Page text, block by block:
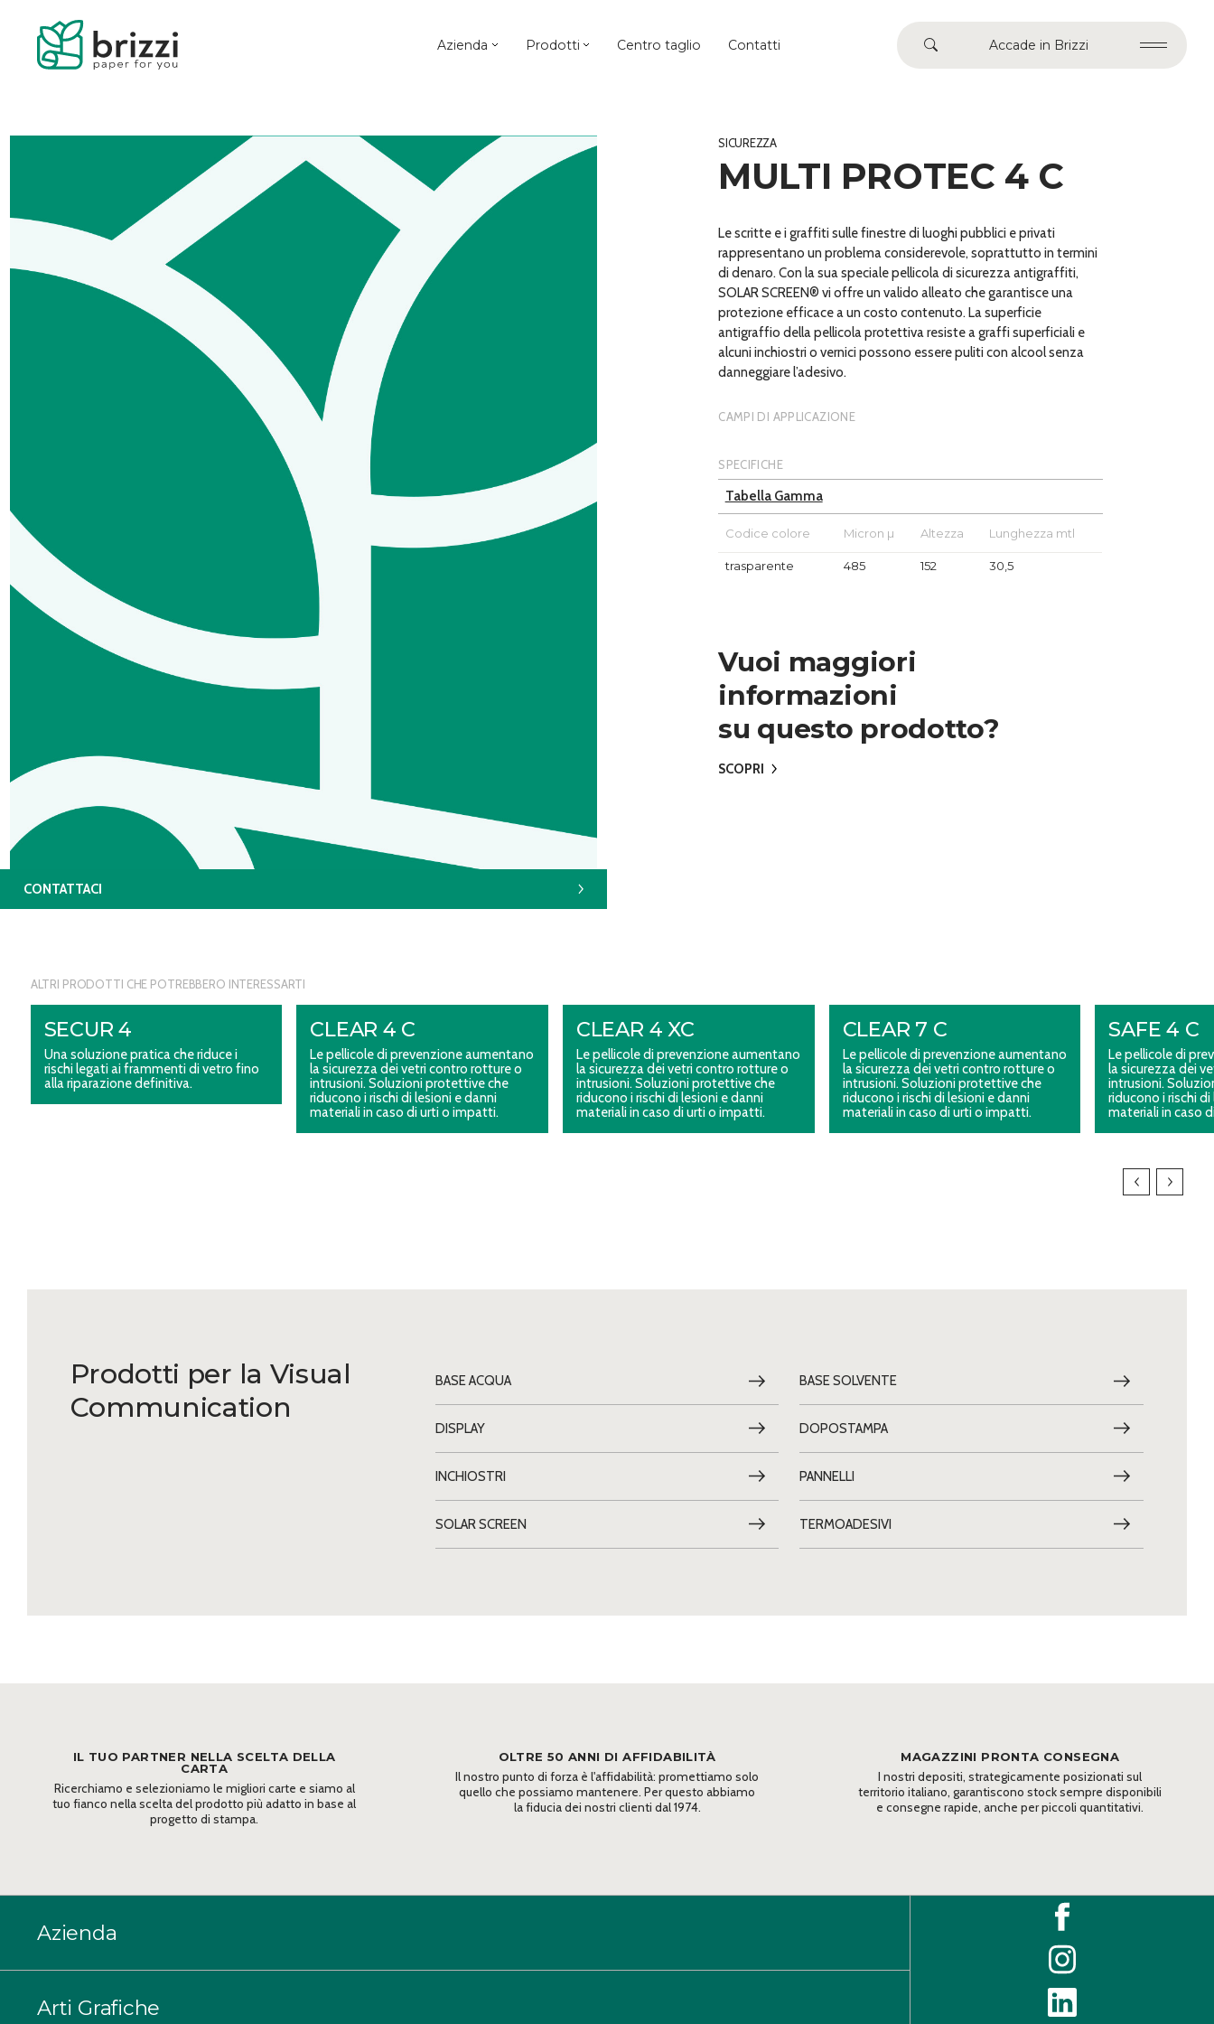
Azienda Prodotti Centro taglio Contatti Accade in Brizzi
CONTATTACI
SICUREZZA
MULTI PROTEC 4 C
Le scritte e i graffiti sulle finestre di luoghi pubblici e privati
rappresentano un problema considerevole, soprattutto in termini
di denaro. Con la sua speciale pellicola di sicurezza antigraffiti,
SOLAR SCREEN® vi offre un valido alleato che garantisce una
protezione efficace a un costo contenuto. La superficie
antigraffio della pellicola protettiva resiste a graffi superficiali e
alcuni inchiostri o vernici possono essere puliti con alcool senza
danneggiare l’adesivo.
CAMPI DI APPLICAZIONE
SPECIFICHE
Tabella Gamma
Codice colore Micron µ Altezza Lunghezza mtl
trasparente 485 152 30,5
Vuoi maggiori
informazioni
su questo prodotto?
SCOPRI
ALTRI PRODOTTI CHE POTREBBERO INTERESSARTI
SECUR 4
Una soluzione pratica che riduce i
rischi legati ai frammenti di vetro fino
alla riparazione definitiva.
CLEAR 4 C
Le pellicole di prevenzione aumentano
la sicurezza dei vetri contro rotture o
intrusioni. Soluzioni protettive che
riducono i rischi di lesioni e danni
materiali in caso di urti o impatti.
CLEAR 4 XC
Le pellicole di prevenzione aumentano
la sicurezza dei vetri contro rotture o
intrusioni. Soluzioni protettive che
riducono i rischi di lesioni e danni
materiali in caso di urti o impatti.
CLEAR 7 C
Le pellicole di prevenzione aumentano
la sicurezza dei vetri contro rotture o
intrusioni. Soluzioni protettive che
riducono i rischi di lesioni e danni
materiali in caso di urti o impatti.
SAFE 4 C
Le pellicole di
la sicurezza dei
intrusioni.
riducono i rischi
materiali in caso
Prodotti per la Visual
Communication
BASE ACQUA BASE SOLVENTE
DISPLAY DOPOSTAMPA
INCHIOSTRI PANNELLI
SOLAR SCREEN TERMOADESIVI
IL TUO PARTNER NELLA SCELTA DELLA
CARTA
Ricerchiamo e selezioniamo le migliori carte e siamo al
tuo fianco nella scelta del prodotto più adatto in base al
progetto di stampa.
OLTRE 50 ANNI DI AFFIDABILITÀ
Il nostro punto di forza è l'affidabilità: promettiamo solo
quello che possiamo mantenere. Per questo abbiamo
la fiducia dei nostri clienti dal 1974.
MAGAZZINI PRONTA CONSEGNA
I nostri depositi, strategicamente posizionati sul
territorio italiano, garantiscono stock sempre disponibili
e consegne rapide, anche per piccoli quantitativi.
Azienda
Arti Grafiche